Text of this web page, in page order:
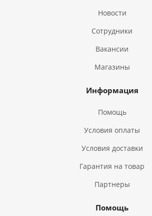
Новости
Сотрудники
Вакансии
Магазины
Информация
Помощь
Условия оплаты
Условия доставки
Гарантия на товар
Партнеры
Помощь